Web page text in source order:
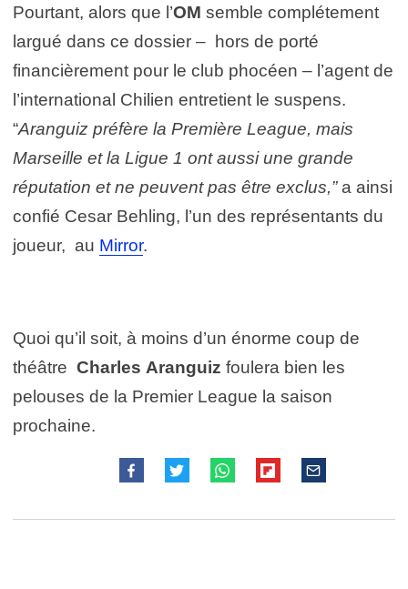
Pourtant, alors que l’OM semble complétement
largué dans ce dossier – hors de porté
financièrement pour le club phocéen – l’agent de
l’international Chilien entretient le suspens.
“Aranguiz préfère la Première League, mais
Marseille et la Ligue 1 ont aussi une grande
réputation et ne peuvent pas être exclus,”a ainsi
confié Cesar Behling, l’un des représentants du
joueur, au Mirror.
Quoi qu’il soit, à moins d’un énorme coup de
théâtre Charles Aranguiz foulera bien les
pelouses de la Premier League la saison
prochaine.